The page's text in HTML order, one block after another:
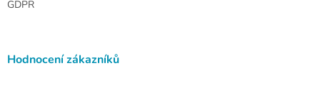
GDPR
Hodnocení zákazníků